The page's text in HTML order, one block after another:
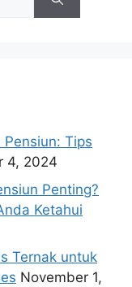
Tips
4, 2024
Penting?
Ketahui
Ternak untuk
November 1,